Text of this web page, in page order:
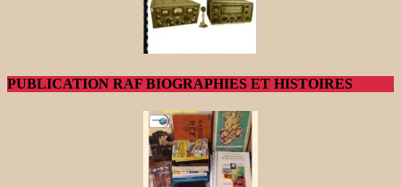
PUBLICATION RAF BIOGRAPHIES ET HISTOIRES